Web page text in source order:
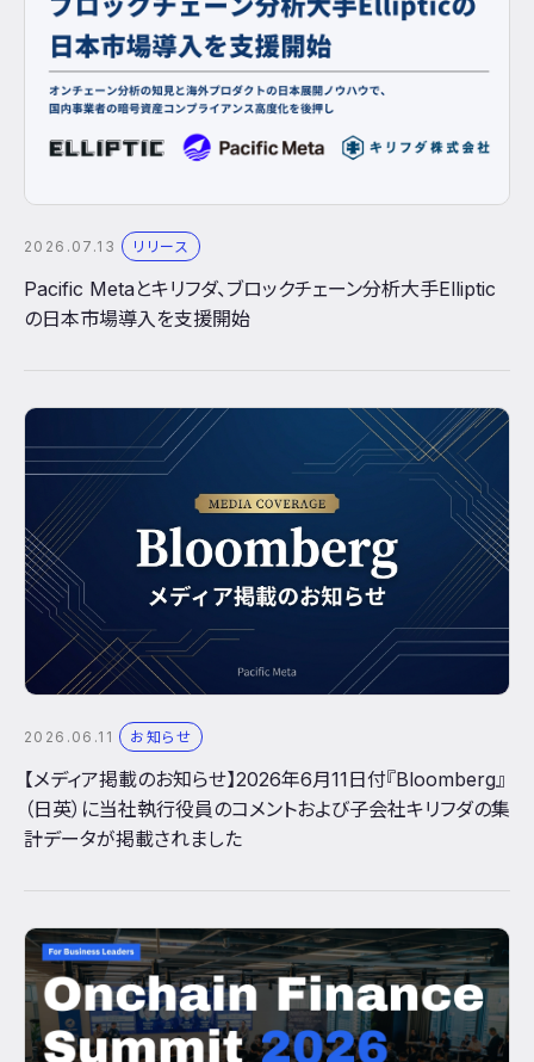
2026.07.13 リリース
Pacific Metaとキリフダ、ブロックチェーン分析大手Elliptic
の日本市場導入を支援開始
2026.06.11 お知らせ
【メディア掲載のお知らせ】2026年6月11日付『Bloomberg』
（日英）に当社執行役員のコメントおよび子会社キリフダの集
計データが掲載されました